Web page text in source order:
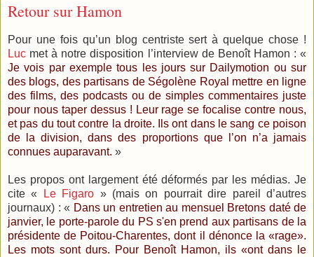
Retour sur Hamon
Pour une fois qu’un blog centriste sert à quelque chose !
Luc met à notre disposition l’interview de Benoît Hamon : «
Je vois par exemple tous les jours sur Dailymotion ou sur
des blogs, des partisans de Ségolène Royal mettre en ligne
des films, des podcasts ou de simples commentaires juste
pour nous taper dessus ! Leur rage se focalise contre nous,
et pas du tout contre la droite. Ils ont dans le sang ce poison
de la division, dans des proportions que l’on n’a jamais
connues auparavant. »
Les propos ont largement été déformés par les médias. Je
cite «
Le Figaro » (mais on pourrait dire pareil d’autres
journaux) : « Dans un entretien au mensuel Bretons daté de
janvier, le porte-parole du PS s'en prend aux partisans de la
présidente de Poitou-Charentes, dont il dénonce la «rage».
Les mots sont durs. Pour Benoît Hamon, ils «ont dans le